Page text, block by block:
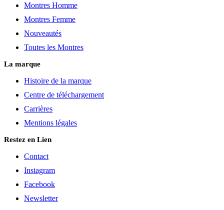
Montres Homme
Montres Femme
Nouveautés
Toutes les Montres
La marque
Histoire de la marque
Centre de téléchargement
Carrières
Mentions légales
Restez en Lien
Contact
Instagram
Facebook
Newsletter